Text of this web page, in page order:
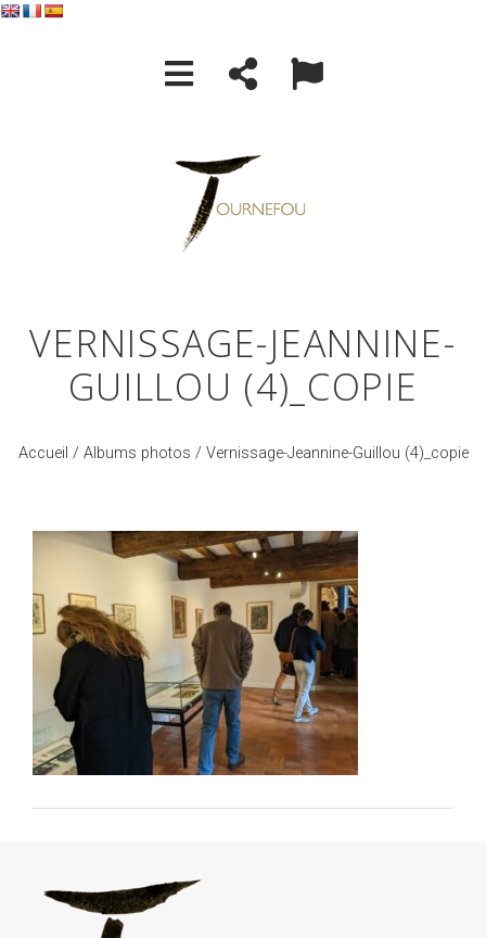
VERNISSAGE-JEANNINE-
GUILLOU (4)_COPIE
Accueil / Albums photos / Vernissage-Jeannine-Guillou (4)_copie